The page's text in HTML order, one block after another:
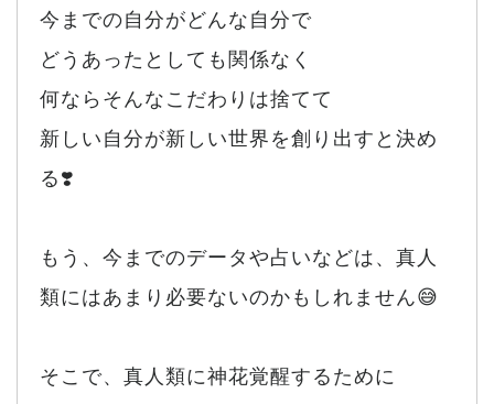
今までの自分がどんな自分で
どうあったとしても関係なく
何ならそんなこだわりは捨てて
新しい自分が新しい世界を創り出すと決め
る❣️
もう、今までのデータや占いなどは、真人
類にはあまり必要ないのかもしれません😅
そこで、真人類に神花覚醒するために